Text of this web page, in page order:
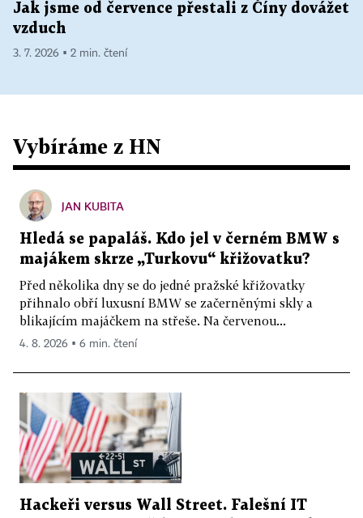
Jak jsme od července přestali z Číny dovážet
vzduch
3. 7. 2026 ▪ 2 min. čtení
Vybíráme z HN
JAN KUBITA
Hledá se papaláš. Kdo jel v černém BMW s
majákem skrze „Turkovu“ křižovatku?
Před několika dny se do jedné pražské křižovatky
přihnalo obří luxusní BMW se začerněnými skly a
blikajícím majáčkem na střeše. Na červenou...
4. 8. 2026 ▪ 6 min. čtení
Hackeři versus Wall Street. Falešní IT